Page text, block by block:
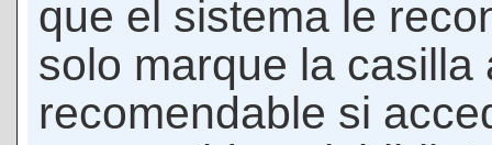
que el sistema le
solo marque la casilla
recomendable si